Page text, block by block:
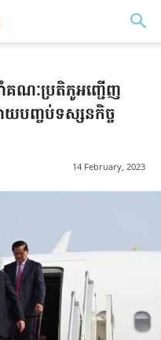
គណៈប្រតិភូអញ្ជើញ
បញ្ចប់ទស្សនកិច្ច
14 February, 2023